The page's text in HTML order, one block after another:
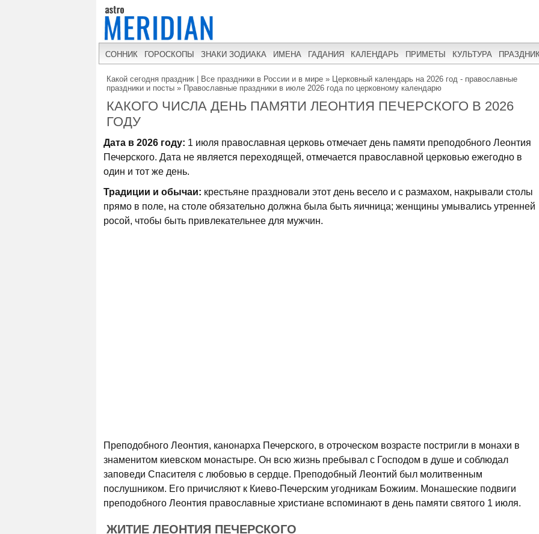
СОННИК ГОРОСКОПЫ ЗНАКИ ЗОДИАКА ИМЕНА ГАДАНИЯ КАЛЕНДАРЬ ПРИМЕТЫ КУЛЬТУРА
Какой сегодня праздник | Все праздники в России и в мире » Церковный календарь на 2026 год - православные
праздники и посты » Православные праздники в июле 2026 года по церковному календарю
КАКОГО ЧИСЛА ДЕНЬ ПАМЯТИ ЛЕОНТИЯ ПЕЧЕРСКОГО В 2026
ГОДУ
Дата в 2026 году: 1 июля православная церковь отмечает день памяти преподобного Леонтия
Печерского. Дата не является переходящей, отмечается православной церковью ежегодно в
один и тот же день.
Традиции и обычаи: крестьяне праздновали этот день весело и с размахом, накрывали столы
прямо в поле, на столе обязательно должна была быть яичница; женщины умывались утренней
росой, чтобы быть привлекательнее для мужчин.
Преподобного Леонтия, канонарха Печерского, в отроческом возрасте постригли в монахи в
знаменитом киевском монастыре. Он всю жизнь пребывал с Господом в душе и соблюдал
заповеди Спасителя с любовью в сердце. Преподобный Леонтий был молитвенным
послушником. Его причисляют к Киево-Печерским угодникам Божиим. Монашеские подвиги
преподобного Леонтия православные христиане вспоминают в день памяти святого 1 июля.
ЖИТИЕ ЛЕОНТИЯ ПЕЧЕРСКОГО